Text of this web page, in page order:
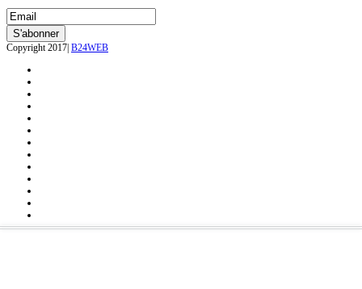
Copyright 2017| B24WEB